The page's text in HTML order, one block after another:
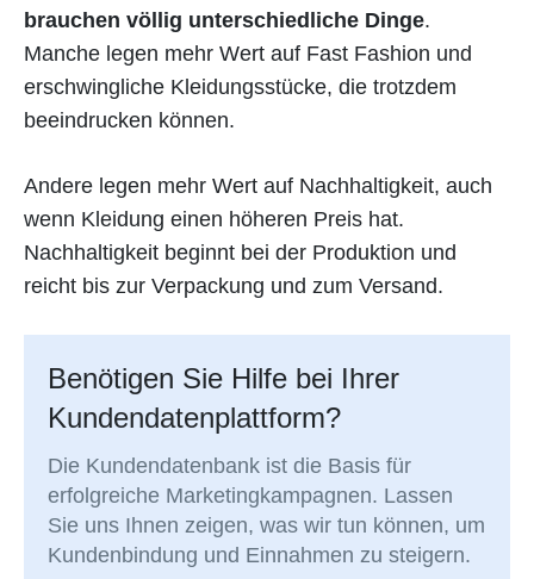
brauchen völlig unterschiedliche Dinge.
Manche legen mehr Wert auf Fast Fashion und
erschwingliche Kleidungsstücke, die trotzdem
beeindrucken können.
Andere legen mehr Wert auf Nachhaltigkeit, auch
wenn Kleidung einen höheren Preis hat.
Nachhaltigkeit beginnt bei der Produktion und
reicht bis zur Verpackung und zum Versand.
Benötigen Sie Hilfe bei Ihrer
Kundendatenplattform?
Die Kundendatenbank ist die Basis für
erfolgreiche Marketingkampagnen. Lassen
Sie uns Ihnen zeigen, was wir tun können, um
Kundenbindung und Einnahmen zu steigern.